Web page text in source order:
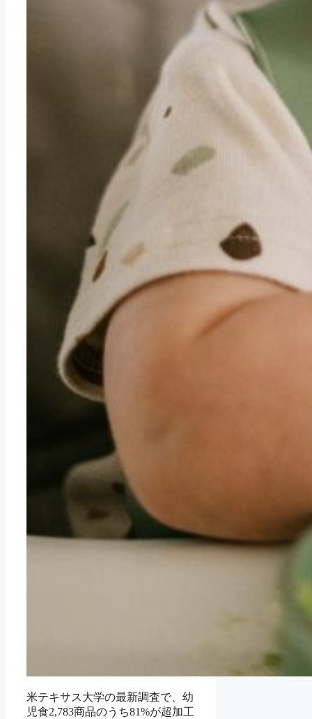
米テキサス大学の最新調査で、幼
児食2,783商品のうち81%が超加工